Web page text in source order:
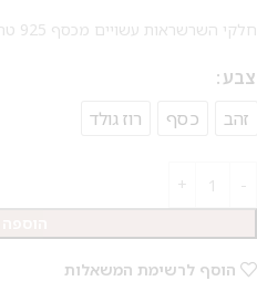
חלקי השרשראות עשויים מכסף 925 טהור / גולדפילד
צבע
זהב
כסף רוז גולד
הוסף לרשימת המשאלות
מבצע 1+1
לקביעת תור לפירסינג ועיצוב